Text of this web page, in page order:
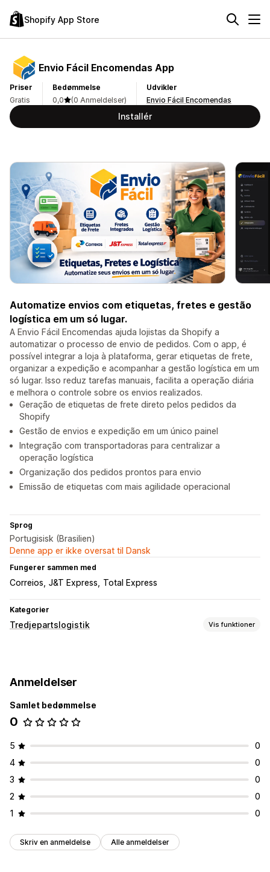
Shopify App Store
Envio Fácil Encomendas App
Priser
Gratis
Bedømmelse
0,0
(0 Anmeldelser)
Udvikler
Envio Fácil Encomendas
Installér
Automatize envios com etiquetas, fretes e gestão
logística em um só lugar.
A Envio Fácil Encomendas ajuda lojistas da Shopify a
automatizar o processo de envio de pedidos. Com o app, é
possível integrar a loja à plataforma, gerar etiquetas de frete,
organizar a expedição e acompanhar a gestão logística em um
só lugar. Isso reduz tarefas manuais, facilita a operação diária
e melhora o controle sobre os envios realizados.
Geração de etiquetas de frete direto pelos pedidos da
Shopify
Gestão de envios e expedição em um único painel
Integração com transportadoras para centralizar a
operação logística
Organização dos pedidos prontos para envio
Emissão de etiquetas com mais agilidade operacional
Sprog
Portugisisk (Brasilien)
Denne app er ikke oversat til Dansk
Fungerer sammen med
Correios J&T Express Total Express
Kategorier
Tredjepartslogistik Vis funktioner
Leveringspriser
Lagerstyring
Automatisk synkronisering
Anmeldelser
Samlet bedømmelse
0
5
0
4
0
3
0
2
0
1
0
Skriv en anmeldelse Alle anmeldelser